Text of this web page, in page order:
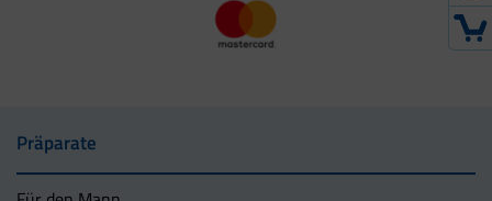
Präparate